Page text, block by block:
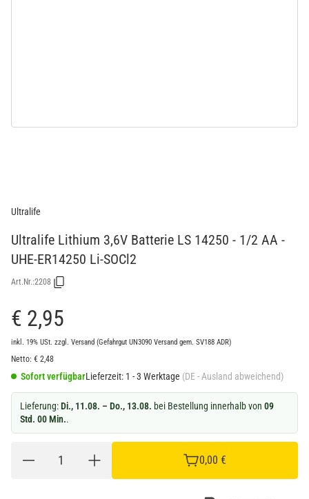
Ultralife
Ultralife Lithium 3,6V Batterie LS 14250 - 1/2 AA -
UHE-ER14250 Li-SOCl2
Art.Nr.:2208
€ 2,95
inkl. 19% USt. zzgl. Versand (Gefahrgut UN3090 Versand gem. SV188 ADR)
Netto: € 2,48
Sofort verfügbarLieferzeit: 1 - 3 Werktage (DE - Ausland abweichend)
Lieferung:Di., 11.08. – Do., 13.08. bei Bestellung innerhalb von 09
Std. 00 Min..
0,00 €